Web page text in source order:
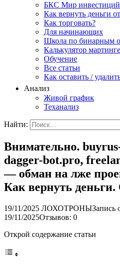
БКС Мир
Как вернуть деньги
Как торговать?
Для начинающих
Школа по бинарным
Калькулятор
Обучение
Все статьи
Как оставить /
Анализ
Живой график
Теханализ
Найти:
Внимательно.
dagger-bot.pro,
— обман на лже
Как вернуть
19/11/2025 ЛОХОТРОНЫЗапись
19/11/2025Отзывов: 0
Открой содержание статьи